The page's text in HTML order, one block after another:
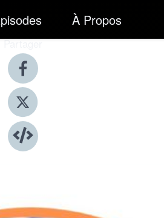
À Propos
Partager